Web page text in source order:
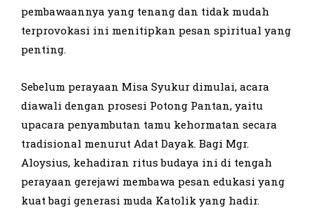
pembawaannya yang tenang dan tidak mudah
terprovokasi ini menitipkan pesan spiritual yang
penting.
Sebelum perayaan Misa Syukur dimulai, acara
diawali dengan prosesi Potong Pantan, yaitu
upacara penyambutan tamu kehormatan secara
tradisional menurut Adat Dayak. Bagi Mgr.
Aloysius, kehadiran ritus budaya ini di tengah
perayaan gerejawi membawa pesan edukasi yang
kuat bagi generasi muda Katolik yang hadir.